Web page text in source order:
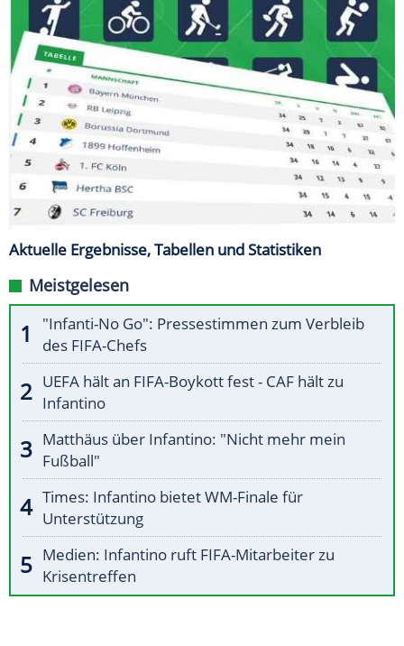
Aktuelle Ergebnisse, Tabellen und Statistiken
Meistgelesen
"Infanti-No Go": Pressestimmen zum Verbleib
des FIFA-Chefs
UEFA hält an FIFA-Boykott fest - CAF hält zu
Infantino
Matthäus über Infantino: "Nicht mehr mein
Fußball"
Times: Infantino bietet WM-Finale für
Unterstützung
Medien: Infantino ruft FIFA-Mitarbeiter zu
Krisentreffen